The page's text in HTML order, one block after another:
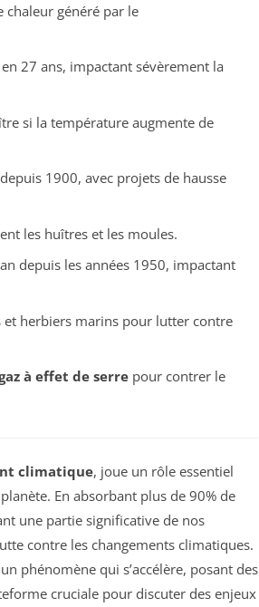
chaleur généré par le
27 ans, impactant sévèrement la
si la température augmente de
1900, avec projets de hausse
les huîtres et les moules.
depuis les années 1950, impactant
herbiers marins pour lutter contre
à effet de serrepour contrer le
climatique, joue un rôle essentiel
En absorbant plus de 90% de
une partie significative de nos
contre les changements climatiques.
phénomène qui s’accélère, posant des
cruciale pour discuter des enjeux